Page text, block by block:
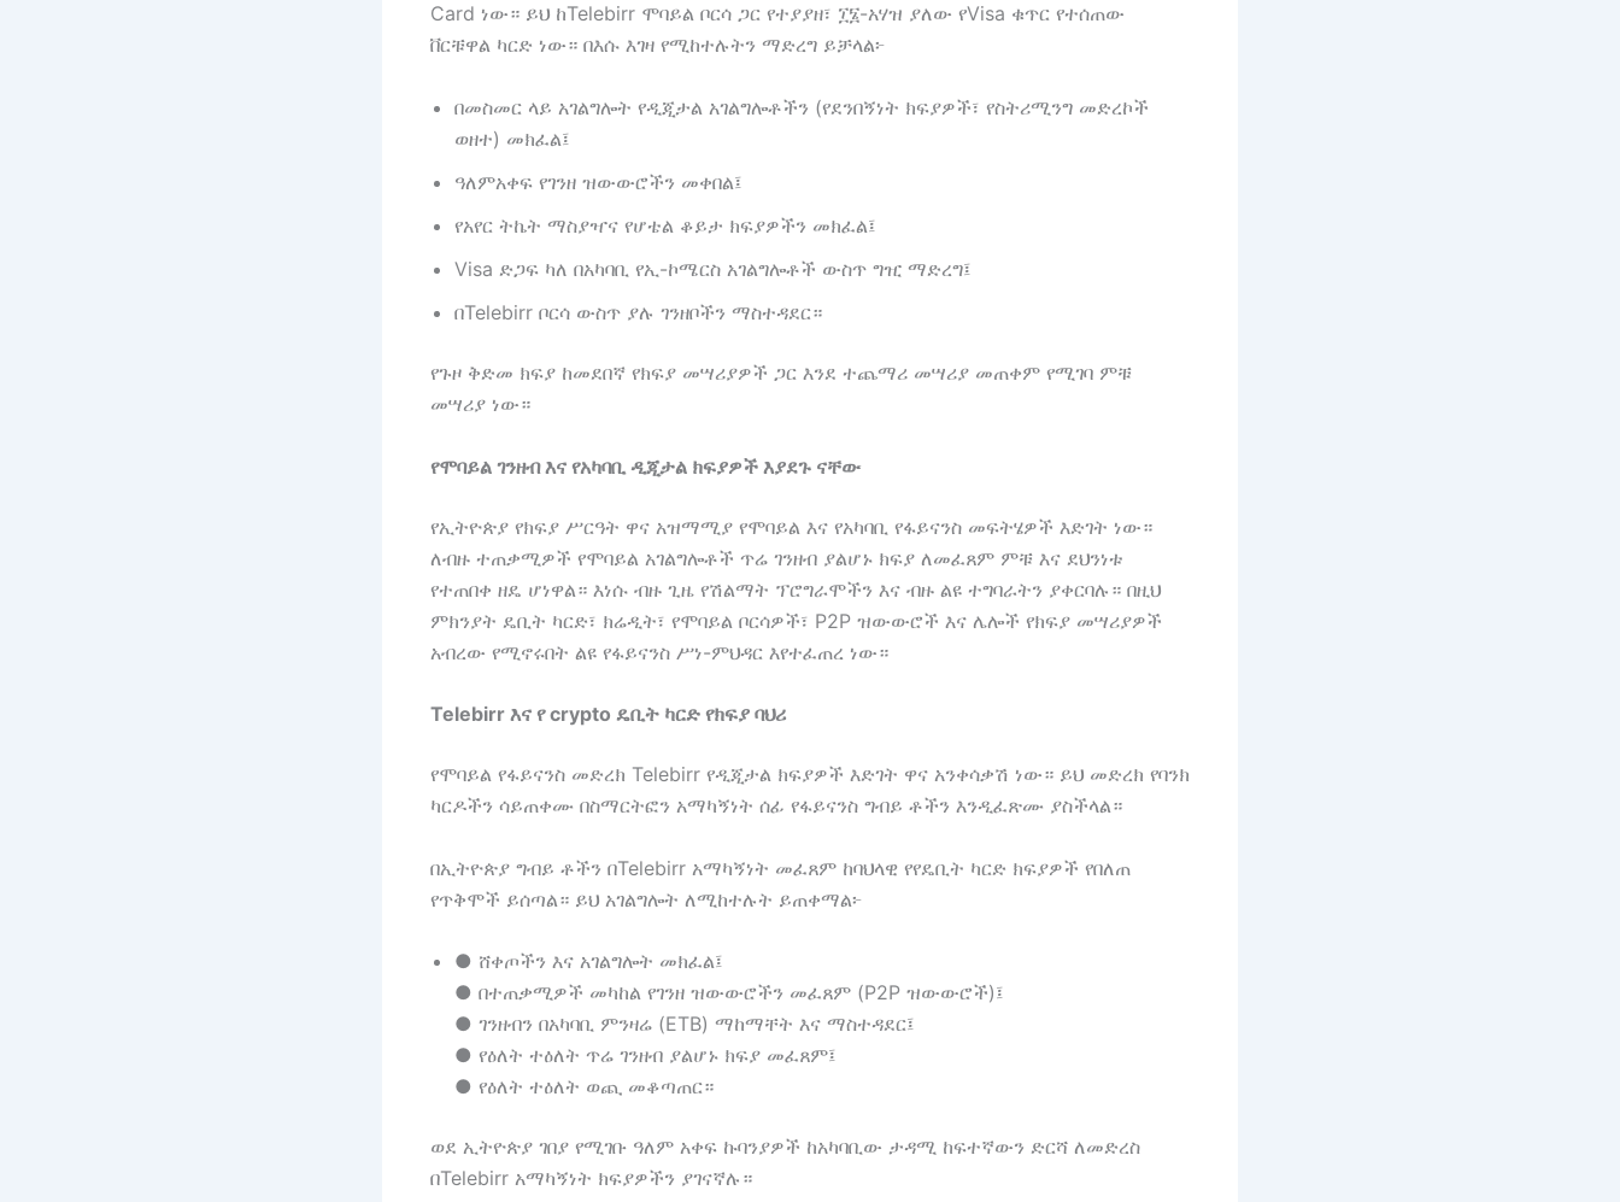
Card ነው። ይህ ከTelebirr ሞባይል ቦርሳ ጋር የተያያዘ፣ ፲፮-አሃዝ ያለው የVisa ቁጥር የተሰጠው
ቨርቹዋል ካርድ ነው። በእሱ እገዛ የሚከተሉትን ማድረግ ይቻላል፦
በመስመር ላይ አገልግሎት የዲጂታል አገልግሎቶችን (የደንበኝነት ክፍያዎች፣ የስትሪሚንግ መድረኮች
ወዘተ) መክፈል፤
ዓለምአቀፍ የገንዘ ዝውውሮችን መቀበል፤
የአየር ትኬት ማስያዣና የሆቴል ቆይታ ክፍያዎችን መክፈል፤
Visa ድጋፍ ካለ በአካባቢ የኢ-ኮሜርስ አገልግሎቶች ውስጥ ግዢ ማድረግ፤
በTelebirr ቦርሳ ውስጥ ያሉ ገንዘቦችን ማስተዳደር።
የጉዞ ቅድመ ክፍያ ከመደበኛ የክፍያ መሣሪያዎች ጋር እንደ ተጨማሪ መሣሪያ መጠቀም የሚገባ ምቹ
መሣሪያ ነው።
የሞባይል ገንዘብ እና የአካባቢ ዲጂታል ክፍያዎች እያደጉ ናቸው
የኢትዮጵያ የክፍያ ሥርዓት ዋና አዝማሚያ የሞባይል እና የአካባቢ የፋይናንስ መፍትሄዎች እድገት ነው።
ለብዙ ተጠቃሚዎች የሞባይል አገልግሎቶች ጥሬ ገንዘብ ያልሆኑ ክፍያ ለመፈጸም ምቹ እና ደህንነቱ
የተጠበቀ ዘዴ ሆነዋል። እነሱ ብዙ ጊዜ የሽልማት ፕሮግራሞችን እና ብዙ ልዩ ተግባራትን ያቀርባሉ። በዚህ
ምክንያት ዴቢት ካርድ፣ ክሬዲት፣ የሞባይል ቦርሳዎች፣ P2P ዝውውሮች እና ሌሎች የክፍያ መሣሪያዎች
አብረው የሚኖሩበት ልዩ የፋይናንስ ሥነ-ምህዳር እየተፈጠረ ነው።
Telebirr እና የ crypto ዴቢት ካርድ የክፍያ ባህሪ
የሞባይል የፋይናንስ መድረክ Telebirr የዲጂታል ክፍያዎች እድገት ዋና አንቀሳቃሽ ነው። ይህ መድረክ የባንክ
ካርዶችን ሳይጠቀሙ በስማርትፎን አማካኝነት ሰፊ የፋይናንስ ግብይ ቶችን እንዲፈጽሙ ያስችላል።
በኢትዮጵያ ግብይ ቶችን በTelebirr አማካኝነት መፈጸም ከባህላዊ የየዴቢት ካርድ ክፍያዎች የበለጠ
የጥቅሞች ይሰጣል። ይህ አገልግሎት ለሚከተሉት ይጠቀማል፦
● ሸቀጦችን እና አገልግሎት መክፈል፤
● በተጠቃሚዎች መካከል የገንዘ ዝውውሮችን መፈጸም (P2P ዝውውሮች)፤
● ገንዘብን በአካባቢ ምንዛሬ (ETB) ማከማቸት እና ማስተዳደር፤
● የዕለት ተዕለት ጥሬ ገንዘብ ያልሆኑ ክፍያ መፈጸም፤
● የዕለት ተዕለት ወጪ መቆጣጠር።
ወደ ኢትዮጵያ ገበያ የሚገቡ ዓለም አቀፍ ኩባንያዎች ከአካባቢው ታዳሚ ከፍተኛውን ድርሻ ለመድረስ
በTelebirr አማካኝነት ክፍያዎችን ያገናኛሉ።